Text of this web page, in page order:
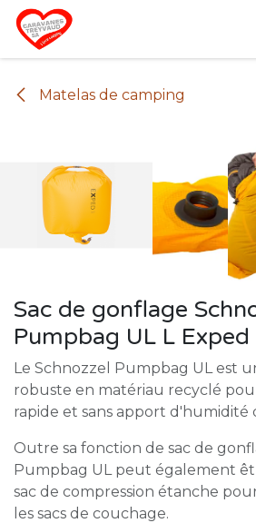
Se rendre au contenu
Matelas de camping
Sac de gonflage
Pumpbag UL L Exped
Le Schnozzel Pumpbag UL est
robuste en matériau recyclé
rapide et sans apport d'humidité
Outre sa fonction de sac de
Pumpbag UL peut également
sac de compression étanche
les sacs de couchage.